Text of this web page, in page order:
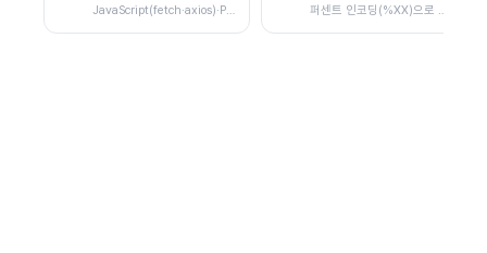
JavaScript(fetch·axios)·Python·Node.js·Go퍼센트 인코딩(%XX)으로 변